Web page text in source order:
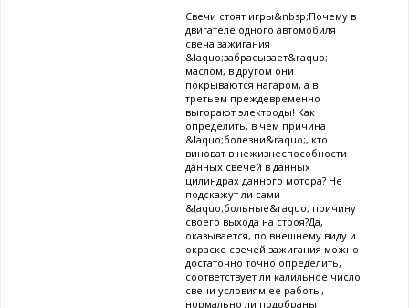
Свечи стоят игры&nbsp;Почему в
двигателе одного автомобиля
свеча зажигания
&laquo;забрасывает&raquo;
маслом, в другом они
покрываются нагаром, а в
третьем преждевременно
выгорают электроды! Как
определить, в чем причина
&laquo;болезни&raquo;, кто
виноват в нежизнеспособности
данных свечей в данных
цилиндрах данного мотора? Не
подскажут ли сами
&laquo;больные&raquo; причину
своего выхода на строя?Да,
оказывается, по внешнему виду и
окраске свечей зажигания можно
достаточно точно определить,
соответствует ли калильное число
свечи условиям ее работы,
нормально ли подобраны